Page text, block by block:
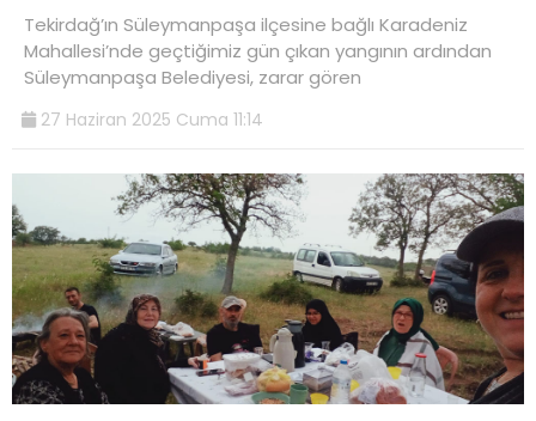
Tekirdağ’ın Süleymanpaşa ilçesine bağlı Karadeniz
Mahallesi’nde geçtiğimiz gün çıkan yangının ardından
Süleymanpaşa Belediyesi, zarar gören
27 Haziran 2025 Cuma 11:14